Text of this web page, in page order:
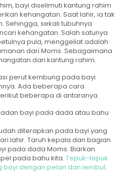
bayi diselimuti kantung rahim
kehangatan. Saat lahir, ia tak
Sehingga, sekali tubuhnya
kehangatan. Salah satunya
pula, menggeliat adalah
dari Moms. Sebagaimana
dari kantung rahim.
perut kembung pada bayi
Ada beberapa cara
beberapa di antaranya.
bayi pada dada atau bahu
diterapkan pada bayi yang
lahir. Taruh kepala dan bagian
pada dada Moms. Biarkan
pada bahu kita. Tepuk-tepuk
bayi dengan pelan dan lembut.